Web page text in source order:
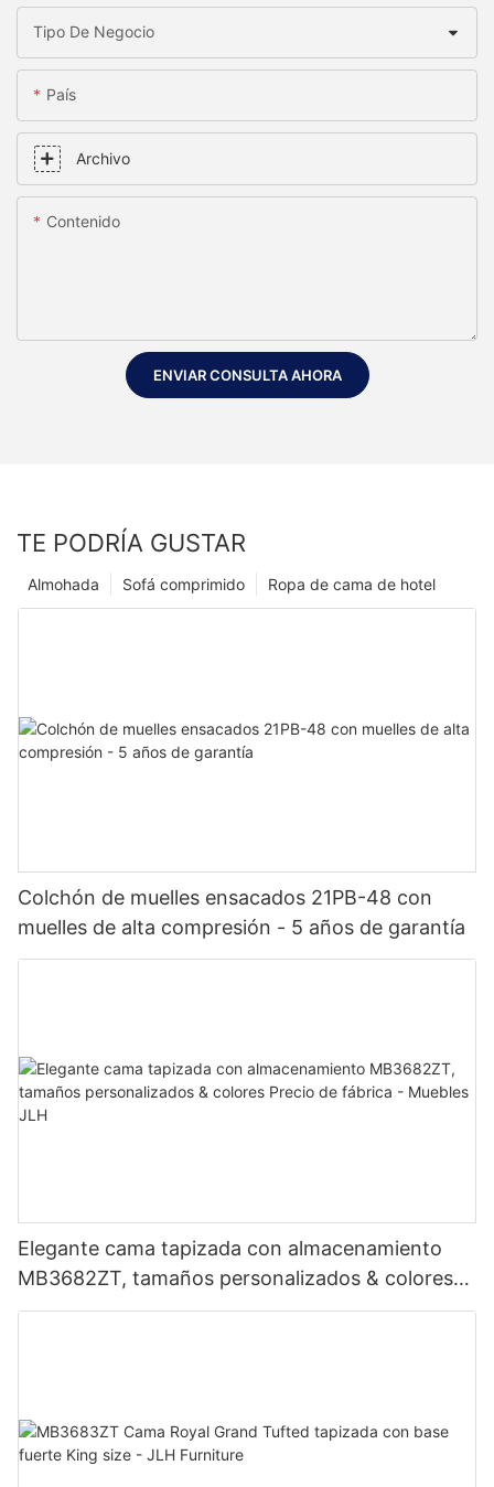
Tipo De Negocio
País
Archivo
Contenido
ENVIAR CONSULTA AHORA
TE PODRÍA GUSTAR
Ropa de cama de hotel
Sofá comprimido
Almohada
Colchón de muelles ensacados 21PB-48 con
muelles de alta compresión - 5 años de garantía
Elegante cama tapizada con almacenamiento
MB3682ZT, tamaños personalizados & colores
Precio de fábrica - Muebles JLH